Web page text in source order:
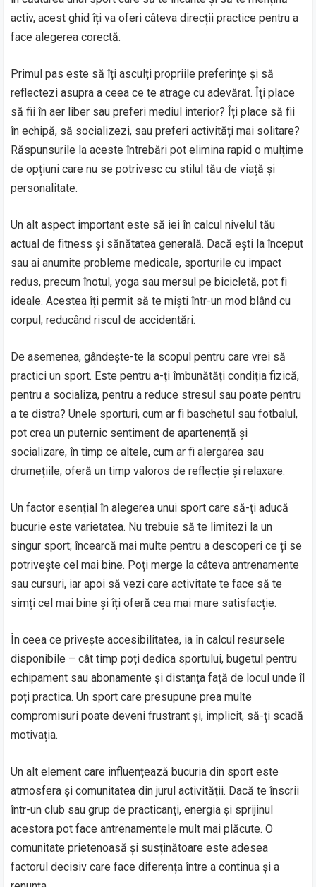
activ, acest ghid îți va oferi câteva direcții practice pentru a
face alegerea corectă.
Primul pas este să îți asculți propriile preferințe și să
reflectezi asupra a ceea ce te atrage cu adevărat. Îți place
să fii în aer liber sau preferi mediul interior? Îți place să fii
în echipă, să socializezi, sau preferi activități mai solitare?
Răspunsurile la aceste întrebări pot elimina rapid o mulțime
de opțiuni care nu se potrivesc cu stilul tău de viață și
personalitate.
Un alt aspect important este să iei în calcul nivelul tău
actual de fitness și sănătatea generală. Dacă ești la început
sau ai anumite probleme medicale, sporturile cu impact
redus, precum înotul, yoga sau mersul pe bicicletă, pot fi
ideale. Acestea îți permit să te miști într-un mod blând cu
corpul, reducând riscul de accidentări.
De asemenea, gândește-te la scopul pentru care vrei să
practici un sport. Este pentru a-ți îmbunătăți condiția fizică,
pentru a socializa, pentru a reduce stresul sau poate pentru
a te distra? Unele sporturi, cum ar fi baschetul sau fotbalul,
pot crea un puternic sentiment de apartenență și
socializare, în timp ce altele, cum ar fi alergarea sau
drumețiile, oferă un timp valoros de reflecție și relaxare.
Un factor esențial în alegerea unui sport care să-ți aducă
bucurie este varietatea. Nu trebuie să te limitezi la un
singur sport; încearcă mai multe pentru a descoperi ce ți se
potrivește cel mai bine. Poți merge la câteva antrenamente
sau cursuri, iar apoi să vezi care activitate te face să te
simți cel mai bine și îți oferă cea mai mare satisfacție.
În ceea ce privește accesibilitatea, ia în calcul resursele
disponibile – cât timp poți dedica sportului, bugetul pentru
echipament sau abonamente și distanța față de locul unde îl
poți practica. Un sport care presupune prea multe
compromisuri poate deveni frustrant și, implicit, să-ți scadă
motivația.
Un alt element care influențează bucuria din sport este
atmosfera și comunitatea din jurul activității. Dacă te înscrii
într-un club sau grup de practicanți, energia și sprijinul
acestora pot face antrenamentele mult mai plăcute. O
comunitate prietenoasă și susținătoare este adesea
factorul decisiv care face diferența între a continua și a